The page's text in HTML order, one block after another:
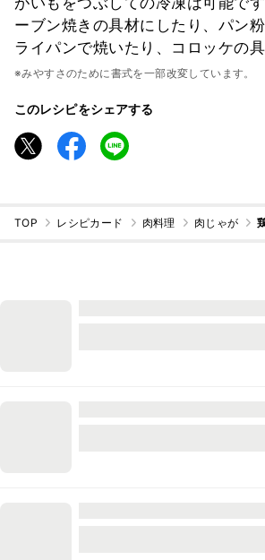
ーブン焼きの具材にしたり、パン
ライパンで焼いたり、コロッケの具
※みやすさのために書式を一部改変しています。
このレシピをシェアする
TOP レシピカード 肉料理 肉じゃが